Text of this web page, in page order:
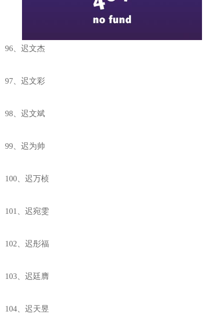
96、迟文杰
97、迟文彩
98、迟文斌
99、迟为帅
100、迟万桢
101、迟宛雯
102、迟彤福
103、迟廷膺
104、迟天昱